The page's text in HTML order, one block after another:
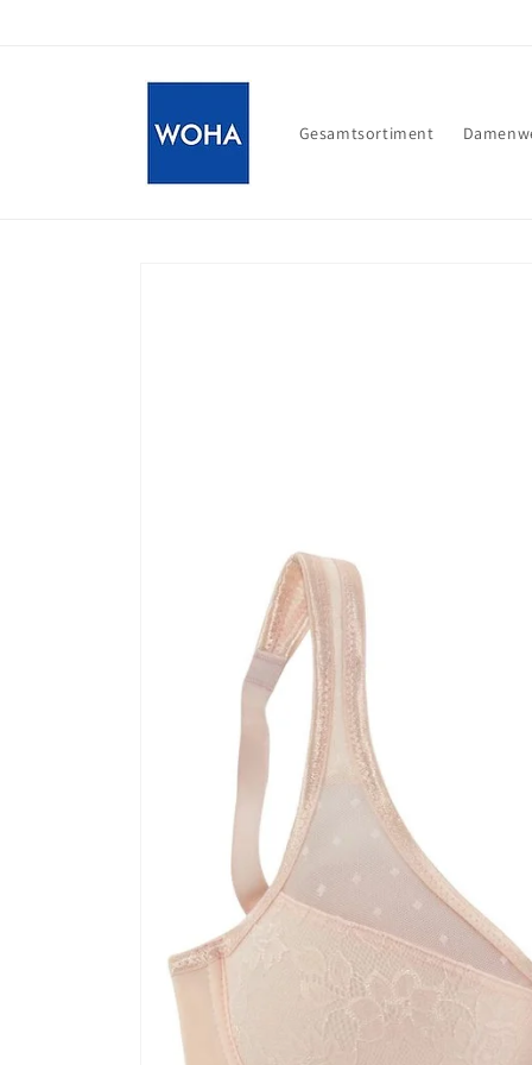
Gesamtsortiment